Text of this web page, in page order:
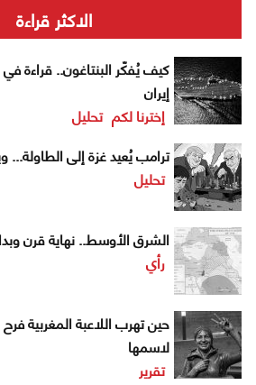
الاكثر قراءة
كيف يُفكّر البنتاغون.. قراءة
إيران
إخترنا لكم تحليل
ترامب يُعيد غزة إلى الطاولة...
تحليل
الشرق الأوسط.. نهاية قرن
رأي
حين تهرب اللاعبة المغربية
لاسمها
تقرير